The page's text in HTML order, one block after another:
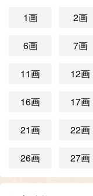
1画 2画
6画 7画
11画 12画
16画 17画
21画 22画
26画 27画